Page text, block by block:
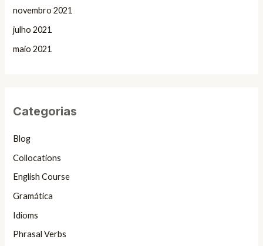
novembro 2021
julho 2021
maio 2021
Categorias
Blog
Collocations
English Course
Gramática
Idioms
Phrasal Verbs